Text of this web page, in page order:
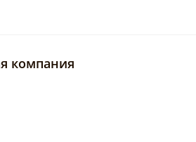
компания